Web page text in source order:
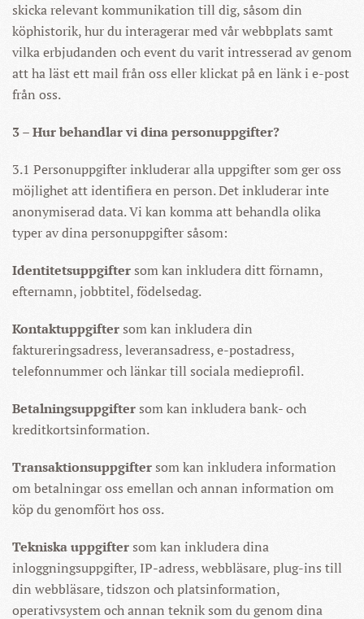
skicka relevant kommunikation till dig, såsom din
köphistorik, hur du interagerar med vår webbplats samt
vilka erbjudanden och event du varit intresserad av genom
att ha läst ett mail från oss eller klickat på en länk i e-post
från oss.
3 – Hur behandlar vi dina personuppgifter?
3.1 Personuppgifter inkluderar alla uppgifter som ger oss
möjlighet att identifiera en person. Det inkluderar inte
anonymiserad data. Vi kan komma att behandla olika
typer av dina personuppgifter såsom:
Identitetsuppgiftersom kan inkludera ditt förnamn,
efternamn, jobbtitel, födelsedag.
Kontaktuppgiftersom kan inkludera din
faktureringsadress, leveransadress, e-postadress,
telefonnummer och länkar till sociala medieprofil.
Betalningsuppgiftersom kan inkludera bank- och
kreditkortsinformation.
Transaktionsuppgiftersom kan inkludera information
om betalningar oss emellan och annan information om
köp du genomfört hos oss.
Tekniska uppgiftersom kan inkludera dina
inloggningsuppgifter, IP-adress, webbläsare, plug-ins till
din webbläsare, tidszon och platsinformation,
operativsystem och annan teknik som du genom dina